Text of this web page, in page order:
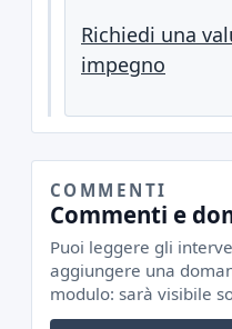
Richiedi una
impegno
COMMENTI
Commenti e
Puoi leggere gli
aggiungere una
modulo: sarà visibile